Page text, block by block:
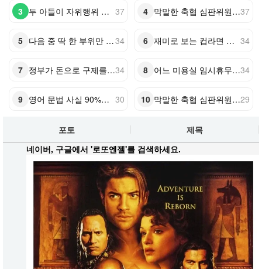
3 두 아들이 자위행위 끊은 것 자랑하는 아버지 37 4 막말한 축협 심판위원장 사퇴37
5 다음 중 딱 한 부위만 건강할 수 있다면 선택은?34 6 재미로 보는 컵라면 티어표 34
7 정부가 돈으로 구제를 안해주는 이유34 8 어느 미용실 임시휴무 사유34
9 영어 문법 사실 90%는 이거임 30 10 막말한 축협 심판위원장 사퇴29
포토
제목
네이버, 구글에서 '로또엔젤'를 검색하세요.